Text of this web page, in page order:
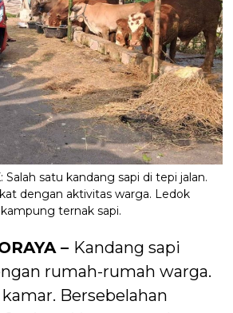
Salah satu kandang sapi di tepi jalan.
dengan aktivitas warga. Ledok
ternak sapi.
– Kandang sapi
rumah-rumah warga.
Bersebelahan